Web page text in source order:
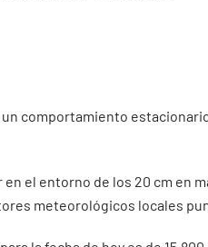
comportamiento estacionario
el entorno de los 20 cm en
meteorológicos locales